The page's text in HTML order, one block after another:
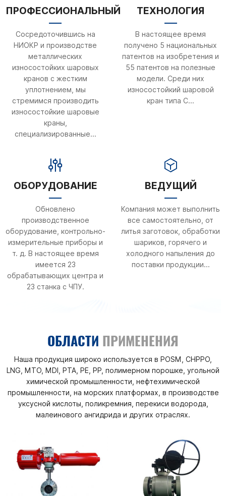
ПРОФЕССИОНАЛЬНЫЙ
Сосредоточившись на
НИОКР и производстве
металлических
износостойких шаровых
кранов с жестким
уплотнением, мы
стремимся производить
износостойкие шаровые
краны,
специализированные...
ТЕХНОЛОГИЯ
В настоящее время
получено 5 национальных
патентов на изобретения и
55 патентов на полезные
модели. Среди них
износостойкий шаровой
кран типа С...
ОБОРУДОВАНИЕ
Обновлено
производственное
оборудование, контрольно-
измерительные приборы и
т. д. В настоящее время
имеется 23
обрабатывающих центра и
23 станка с ЧПУ.
ВЕДУЩИЙ
Компания может выполнить
все самостоятельно, от
литья заготовок, обработки
шариков, горячего и
холодного напыления до
поставки продукции...
ОБЛАСТИ ПРИМЕНЕНИЯ
Наша продукция широко используется в POSM, CHPPO,
LNG, MTO, MDI, PTA, PE, PP, полимерном порошке, угольной
химической промышленности, нефтехимической
промышленности, на морских платформах, в производстве
уксусной кислоты, поликремния, перекиси водорода,
малеинового ангидрида и других отраслях.